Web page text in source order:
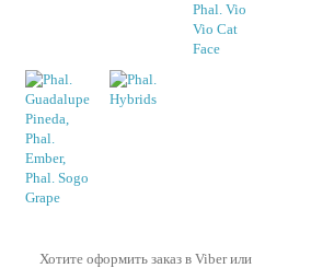
Хотите оформить заказ в Viber или